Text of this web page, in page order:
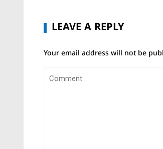
LEAVE A REPLY
Your email address will not be